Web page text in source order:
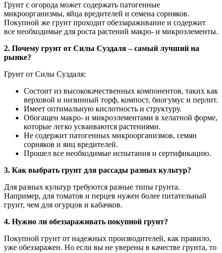
Грунт с огорода может содержать патогенные
микроорганизмы, яйца вредителей и семена сорняков.
Покупной же грунт проходит обеззараживание и содержит
все необходимые для роста растений макро- и микроэлементы.
2. Почему грунт от Силы Суздаля – самый лучший на
рынке?
Грунт от Силы Суздаля:
Состоит из высококачественных компонентов, таких как
верховой и низинный торф, компост, биогумус и перлит.
Имеет оптимальную кислотность и структуру.
Обогащен макро- и микроэлементами в хелатной форме,
которые легко усваиваются растениями.
Не содержит патогенных микроорганизмов, семян
сорняков и яиц вредителей.
Прошел все необходимые испытания и сертификацию.
3. Как выбрать грунт для рассады разных культур?
Для разных культур требуются разные типы грунта.
Например, для томатов и перцев нужен более питательный
грунт, чем для огурцов и кабачков.
4. Нужно ли обеззараживать покупной грунт?
Покупной грунт от надежных производителей, как правило,
уже обеззаражен. Но если вы не уверены в качестве грунта, то